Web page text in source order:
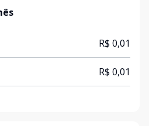
R$ 0,01
R$ 0,01